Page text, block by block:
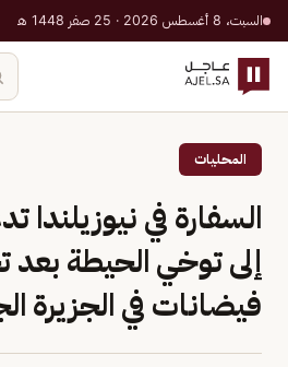
السبت، 8 أغسطس 2026 · 25 صفر 1448 هـ
المحليات
السفارة في نيوزيلندا
إلى توخي الحيطة
فيضانات في الجزيرة